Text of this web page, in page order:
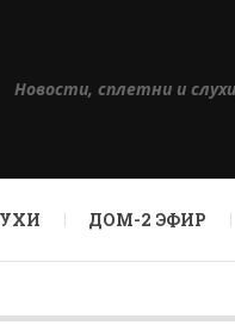
Новости, сплетни и
ДОМ-2 ЭФИР